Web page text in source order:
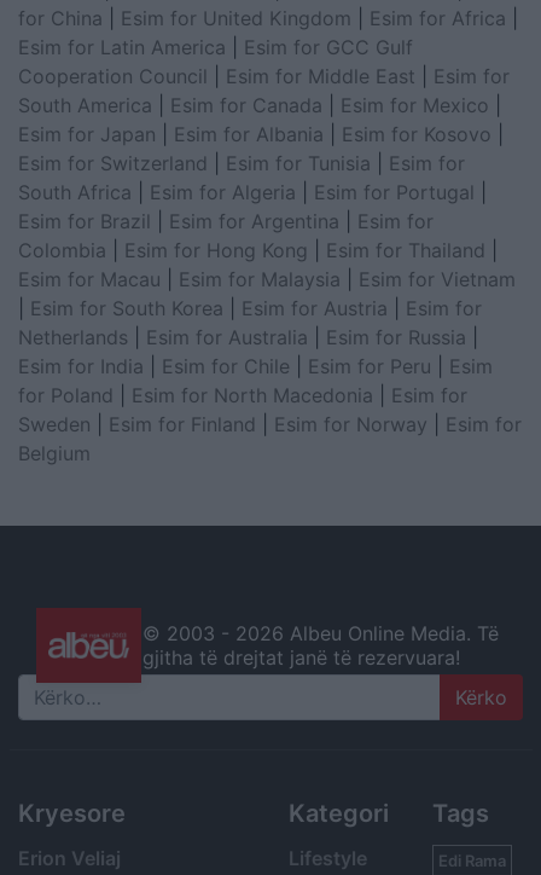
for China
Esim for United Kingdom Esim for Africa
Esim for Latin America
Esim for GCC Gulf
Cooperation Council
Esim for Middle East
Esim for
South America
Esim for Canada Esim for Mexico
Esim for Japan
Esim for Albania Esim for Kosovo
Esim for Switzerland
Esim for Tunisia
Esim for
South Africa
Esim for Algeria Esim for Portugal
Esim for Brazil
Esim for Argentina
Esim for
Colombia
Esim for Hong Kong Esim for Thailand
Esim for Macau
Esim for Malaysia
Esim for Vietnam
Esim for South Korea Esim for Austria
Esim for
Netherlands
Esim for Australia Esim for Russia
Esim for India
Esim for Chile Esim for Peru
Esim
for Poland
Esim for North Macedonia
Esim for
Sweden
Esim for Finland Esim for Norway
Esim for
Belgium
© 2003 - 2026 Albeu Online Media. Të
gjitha të drejtat janë të rezervuara!
Search
Kryesore
Erion Veliaj
Kategori
Lifestyle
Tags
Edi Rama